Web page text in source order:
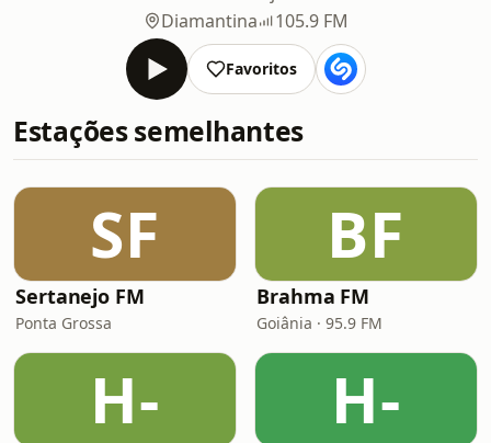
Diamantina
105.9 FM
Favoritos
Estações semelhantes
SF
Sertanejo FM
Ponta Grossa
BF
Brahma FM
Goiânia · 95.9 FM
H- H-